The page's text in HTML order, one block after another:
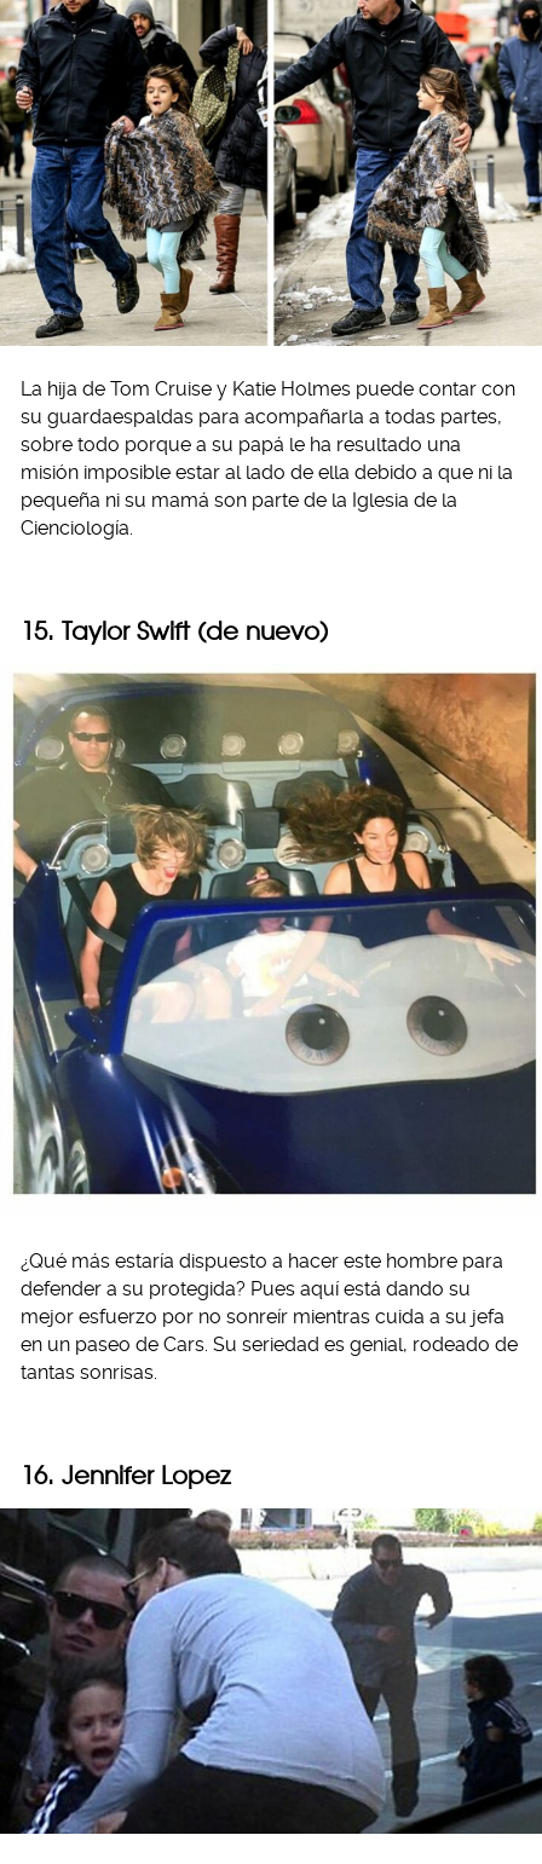
La hija de Tom Cruise y Katie Holmes puede contar con
su guardaespaldas para acompañarla a todas partes,
sobre todo porque a su papá le ha resultado una
misión imposible estar al lado de ella debido a que ni la
pequeña ni su mamá son parte de la Iglesia de la
Cienciología.
15. Taylor Swift (de nuevo)
¿Qué más estaría dispuesto a hacer este hombre para
defender a su protegida? Pues aquí está dando su
mejor esfuerzo por no sonreír mientras cuida a su jefa
en un paseo de Cars. Su seriedad es genial, rodeado de
tantas sonrisas.
16. Jennifer Lopez